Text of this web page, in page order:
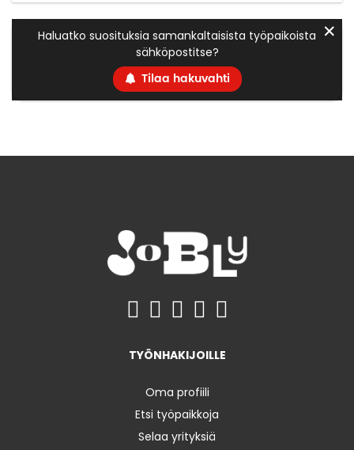
Haluatko suosituksia samankaltaisista työpaikoista
sähköpostitse?
Tilaa hakuvahti
✕
TYÖNHAKIJOILLE
Oma profiili
Etsi työpaikkoja
Selaa yrityksiä